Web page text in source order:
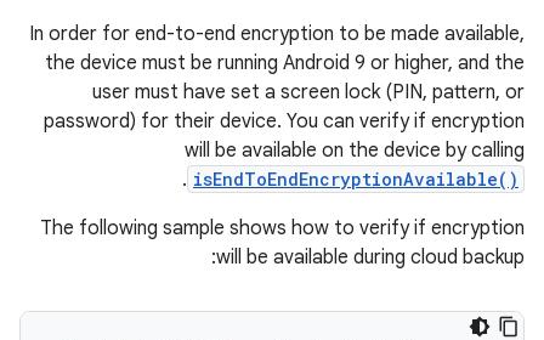
In order for end-to-end encryption to be made available,
the device must be running Android 9 or higher, and the
user must have set a screen lock (PIN, pattern, or
password) for their device. You can verify if encryption
will be available on the device by calling
isEndToEndEncryptionAvailable()
.
The following sample shows how to verify if encryption
will be available during cloud backup: